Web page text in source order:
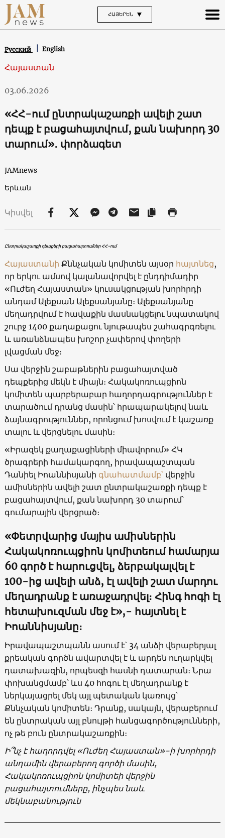
ՀԱՅԵՐԵՆ
Русский English
Հայաստան
03.06.2026
«ՀՀ-ում ընտրակաշառքի ավելի շատ
դեպք է բացահայտվում, քան նախորդ 30
տարում»․ փորձագետ
JAMnews
Երևան
Կիսվել
Ընտրակաշառքի դեպքերի բացահայտումներ ՀՀ-ում
Հայաստանի Քննչական կոմիտեն այսօր հայտնեց,
որ երկու ամսով կալանավորվել է ընդդիմադիր
«Ուժեղ Հայաստան» կուսակցության խորհրդի
անդամ Ալեքսան Ալեքսանյանը։ Ալեքսանյանը
մեղադրվում է հավաքին մասնակցելու նպատակով
շուրջ 1400 քաղաքացու նյութապես շահագրգռելու
և առանձնապես խոշոր չափերով փողերի
լվացման մեջ։
Սա վերջին շաբաթներին բացահայտված
դեպքերից մեկն է միայն։ Հակակոռուպցիոն
կոմիտեն պարբերաբար հաղորդագրություններ է
տարածում դրանց մասին՝ հրապարակելով նաև
ձայնագրություններ, որոնցում խոսվում է կաշառք
տալու և վերցնելու մասին։
«Իրազեկ քաղաքացիների միավորում» ՀԿ
ծրագրերի համակարգող, իրավապաշտպան
Դանիել Իոաննիսյանի գնահատմամբ՝ վերջին
ամիսներին ավելի շատ ընտրակաշառքի դեպք է
բացահայտվում, քան նախորդ 30 տարում՝
գումարային վերցրած։
«Փետրվարից մայիս ամիսներին
Հակակոռուպցիոն կոմիտեում համարյա
60 գործ է հարուցվել, ձերբակալվել է
100-ից ավելի անձ, էլ ավելի շատ մարդու
մեղադրանք է առաջադրվել։ Հինգ հոգի էլ
հետախուզման մեջ է»,- հայտնել է
Իոաննիսյանը։
Իրավապաշտպանն ասում է՝ 34 անձի վերաբերյալ
քրեական գործն ավարտվել է և արդեն ուղարկվել
դատախազին, որպեսզի հասնի դատարան։ Նրա
փոխանցմամբ՝ ևս 40 հոգու էլ մեղադրանք է
ներկայացրել մեկ այլ պետական կառույց՝
Քննչական կոմիտեն։ Դրանք, սակայն, վերաբերում
են ընտրական այլ բնույթի հանցագործությունների,
ոչ թե բուն ընտրակաշառքին։
Ի՞նչ է հաղորդվել «Ուժեղ Հայաստան»-ի խորհրդի
անդամին վերաբերող գործի մասին,
Հակակոռուպցիոն կոմիտեի վերջին
բացահայտումները, ինչպես նաև
մեկնաբանություն